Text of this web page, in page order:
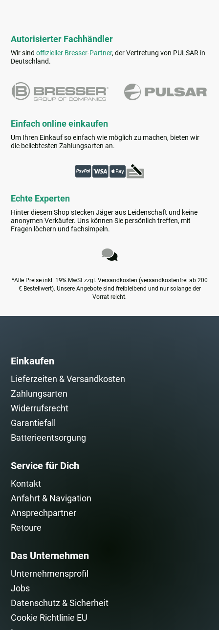
Autorisierter Fachhändler
Wir sindoffizieller Bresser-Partner, der Vertretung von PULSAR in
Deutschland.
Einfach online einkaufen
Um Ihren Einkauf so einfach wie möglich zu machen, bieten wir
die beliebtesten Zahlungsarten an.
Echte Experten
Hinter diesem Shop stecken Jäger aus Leidenschaft und keine
anonymen Verkäufer. Uns können Sie persönlich treffen, mit
Fragen löchern und fachsimpeln.
*Alle Preise inkl. 19% MwSt zzgl. Versandkosten (versandkostenfrei ab 200
€ Bestellwert). Unsere Angebote sind freibleibend und nur solange der
Vorrat reicht.
Einkaufen
Lieferzeiten & Versandkosten
Zahlungsarten
Widerrufsrecht
Garantiefall
Batterieentsorgung
Service für Dich
Kontakt
Anfahrt & Navigation
Ansprechpartner
Retoure
Das Unternehmen
Unternehmensprofil
Jobs
Datenschutz & Sicherheit
Cookie Richtlinie EU